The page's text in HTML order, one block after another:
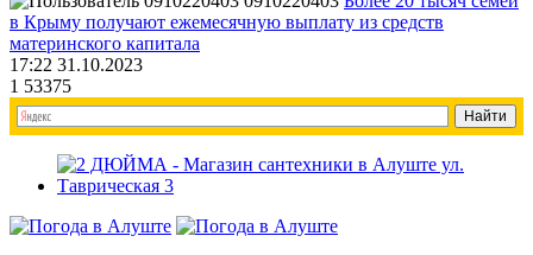
в Крыму получают ежемесячную выплату из средств
материнского капитала
17:22 31.10.2023
1 53375